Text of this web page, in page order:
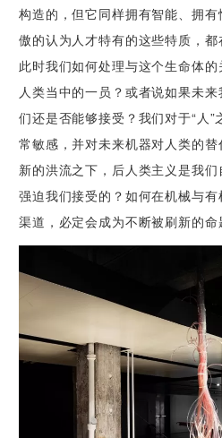
构造的，但它同样拥有智能、拥
傲的认为人才特有的这些特质，
此时我们如何处理与这个生命体
人类当中的一员？或者说如果未
们还是否能够接受？我们对于“人”
常敏感，并对未来机器对人类的
新的洪流之下，后人类主义是我
强迫我们接受的？如何在机械与
渠道，必定会成为不断被刷新的命